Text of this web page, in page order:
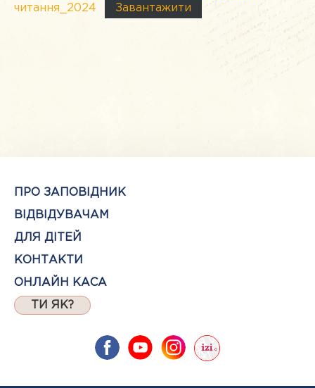
читання_2024
Завантажити
ПРО ЗАПОВІДНИК
ВІДВІДУВАЧАМ
ДЛЯ ДІТЕЙ
КОНТАКТИ
ОНЛАЙН КАСА
ТИ ЯК?